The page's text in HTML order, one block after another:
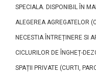
SPECIALA. DISPONIBIL ÎN
ALEGEREA AGREGATELOR
NECESTIA ÎNTREȚINERE SI
CICLURILOR DE ÎNGHEȚ-
SPAȚII PRIVATE (CURTI,